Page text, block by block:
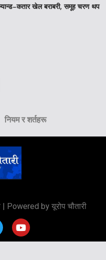
खेल बराबरी, समूह चरण थप
नियम र शर्तहरू
Powered by यूरोप चौतारी